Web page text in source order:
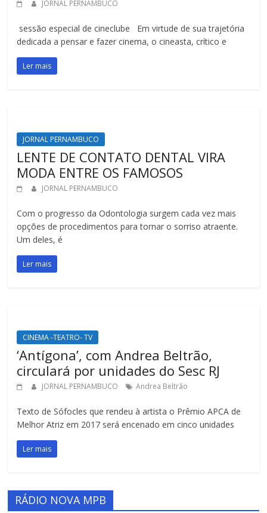
JORNAL PERNAMBUCO
sessão especial de cineclube Em virtude de sua trajetória
dedicada a pensar e fazer cinema, o cineasta, crítico e
Ler mais
JORNAL PERNAMBUCO
LENTE DE CONTATO DENTAL VIRA
MODA ENTRE OS FAMOSOS
JORNAL PERNAMBUCO
Com o progresso da Odontologia surgem cada vez mais
opções de procedimentos para tornar o sorriso atraente.
Um deles, é
Ler mais
CINEMA -TEATRO- TV
‘Antígona’, com Andrea Beltrão,
circulará por unidades do Sesc RJ
JORNAL PERNAMBUCO Andrea Beltrão
Texto de Sófocles que rendeu à artista o Prêmio APCA de
Melhor Atriz em 2017 será encenado em cinco unidades
Ler mais
RÁDIO NOVA MPB